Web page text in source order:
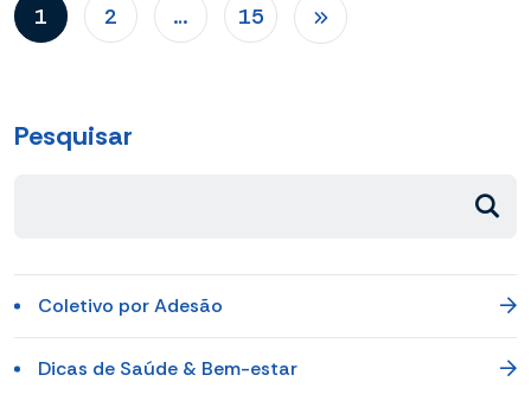
1 2 … 15
Pesquisar
Coletivo por Adesão
Dicas de Saúde & Bem-estar